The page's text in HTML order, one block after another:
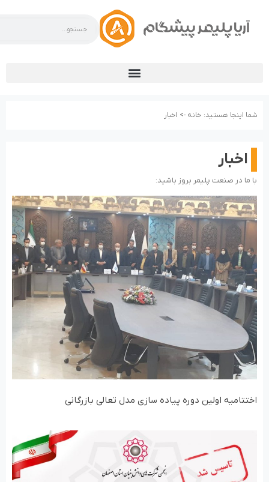
شما اینجا هستید: خانه -> اخبار
اخبار
با ما در صنعت پلیمر بروز باشید:
اختتامیه اولین دوره پیاده سازی مدل تعالی بازرگانی